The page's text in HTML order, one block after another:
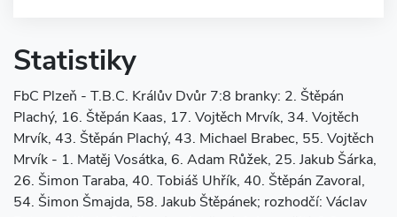
Statistiky
FbC Plzeň - T.B.C. Králův Dvůr 7:8 branky: 2. Štěpán
Plachý, 16. Štěpán Kaas, 17. Vojtěch Mrvík, 34. Vojtěch
Mrvík, 43. Štěpán Plachý, 43. Michael Brabec, 55. Vojtěch
Mrvík - 1. Matěj Vosátka, 6. Adam Růžek, 25. Jakub Šárka,
26. Šimon Taraba, 40. Tobiáš Uhřík, 40. Štěpán Zavoral,
54. Šimon Šmajda, 58. Jakub Štěpánek; rozhodčí: Václav